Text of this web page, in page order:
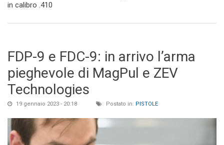
in calibro .410
FDP-9 e FDC-9: in arrivo l’arma
pieghevole di MagPul e ZEV
Technologies
19 gennaio 2023 - 20:18 Postato in: PISTOLE